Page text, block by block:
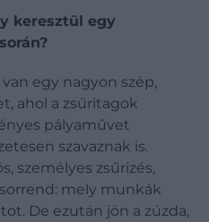
keresztül egy
egy nagyon szép,
ahol a zsűritagok
pályaművet
szavaznak is.
személyes zsűrizés,
mely munkák
De ezután jön a zúzda,